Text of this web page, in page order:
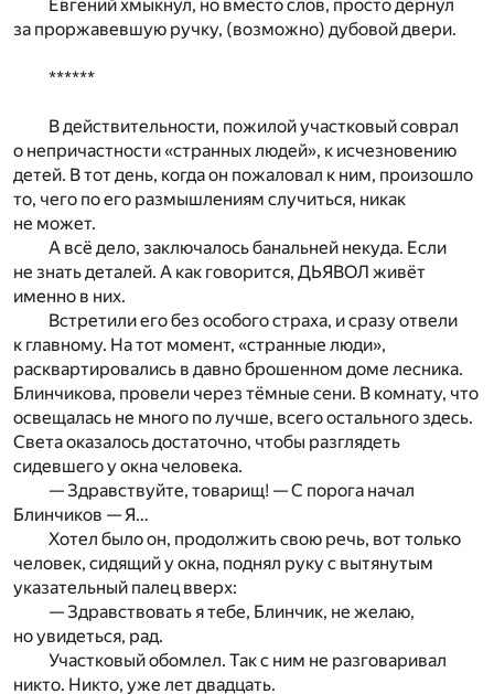
Евгений хмыкнул, но вместо слов, просто дёрнул
за проржавевшую ручку, (возможно) дубовой двери.
******
В действительности, пожилой участковый соврал
о непричастности «странных людей», к исчезновению
детей. В тот день, когда он пожаловал к ним, произошло
то, чего по его размышлениям случиться, никак
не может.
А всё дело, заключалось банальней некуда. Если
не знать деталей. А как говорится, ДЬЯВОЛ живёт
именно в них.
Встретили его без особого страха, и сразу отвели
к главному. На тот момент, «странные люди»,
расквартировались в давно брошенном доме лесника.
Блинчикова, провели через тёмные сени. В комнату, что
освещалась не много по лучше, всего остального здесь.
Света оказалось достаточно, чтобы разглядеть
сидевшего у окна человека.
— Здравствуйте, товарищ! — С порога начал
Блинчиков — Я…
Хотел было он, продолжить свою речь, вот только
человек, сидящий у окна, поднял руку с вытянутым
указательный палец вверх:
— Здравствовать я тебе, Блинчик, не желаю,
но увидеться, рад.
Участковый обомлел. Так с ним не разговаривал
никто. Никто, уже лет двадцать.